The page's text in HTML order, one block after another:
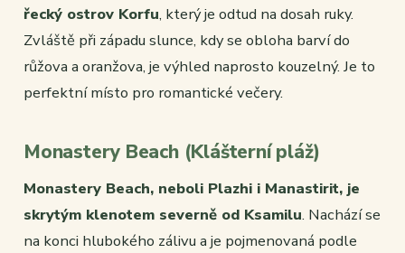
řecký ostrov Korfu, který je odtud na dosah ruky.
Zvláště při západu slunce, kdy se obloha barví do
růžova a oranžova, je výhled naprosto kouzelný. Je to
perfektní místo pro romantické večery.
Monastery Beach (Klášterní pláž)
Monastery Beach, neboli Plazhi i Manastirit, je
skrytým klenotem severně od Ksamilu. Nachází se
na konci hlubokého zálivu a je pojmenovaná podle